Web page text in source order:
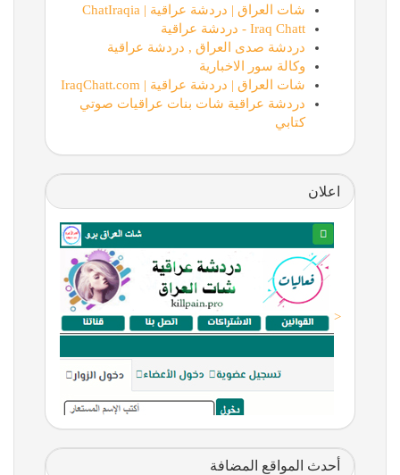
شات العراق | دردشة عراقية | ChatIraqia
Iraq Chatt - دردشة عراقية
دردشة صدى العراق , دردشة عراقية
وكالة سور الاخبارية
شات العراق | دردشة عراقية | IraqChatt.com
دردشة عراقية شات بنات عراقيات صوتي
كتابي
اعلان
<
أحدث المواقع المضافة